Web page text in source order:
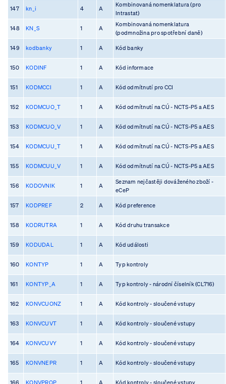
147 kn_i 4 A
Kombinovaná nomenklatura (pro
Intrastat)
148 KN_S 1 A
Kombinovaná nomenklatura
(podmnožina pro spotřební daně)
149 kodbanky 1 A Kód banky
150 KODINF 1 A Kód informace
151 KODMCCI 1 A Kód odmítnutí pro CCI
152 KODMCUO_T 1 A Kód odmítnutí na CÚ - NCTS-P5 a AES
153 KODMCUO_V 1 A Kód odmítnutí na CÚ - NCTS-P5 a AES
154 KODMCUU_T 1 A Kód odmítnutí na CÚ - NCTS-P5 a AES
155 KODMCUU_V 1 A Kód odmítnutí na CÚ - NCTS-P5 a AES
156 KODOVNIK 1 A
Seznam nejčastěji dováženého zboží -
eCeP
157 KODPREF 2 A Kód preference
158 KODRUTRA 1 A Kód druhu transakce
159 KODUDAL 1 A Kód události
160 KONTYP 1 A Typ kontroly
161 KONTYP_A 1 A Typ kontroly - národní číselník (CL716)
162 KONVCUONZ 1 A Kód kontroly - sloučené vstupy
163 KONVCUVT 1 A Kód kontroly - sloučené vstupy
164 KONVCUVY 1 A Kód kontroly - sloučené vstupy
165 KONVNEPR 1 A Kód kontroly - sloučené vstupy
166 KONVPROP 1 A Kód kontroly - sloučené vstupy